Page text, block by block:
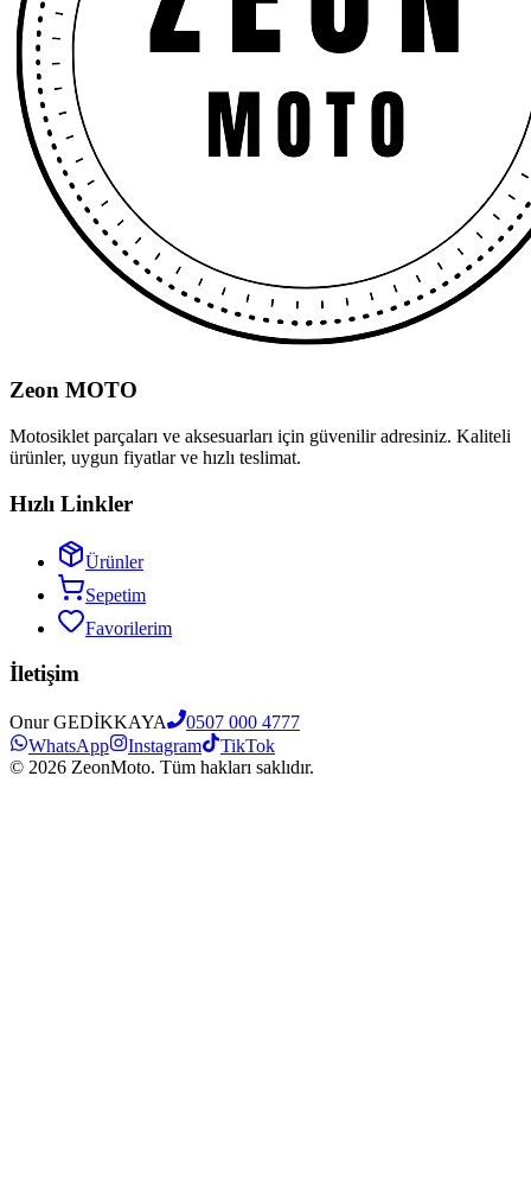
Zeon MOTO
Motosiklet parçaları ve aksesuarları için güvenilir adresiniz. Kaliteli
ürünler, uygun fiyatlar ve hızlı teslimat.
Hızlı Linkler
Ürünler
Sepetim
Favorilerim
İletişim
Onur GEDİKKAYA
0507 000 4777
WhatsApp
Instagram
TikTok
© 2026 ZeonMoto. Tüm hakları saklıdır.